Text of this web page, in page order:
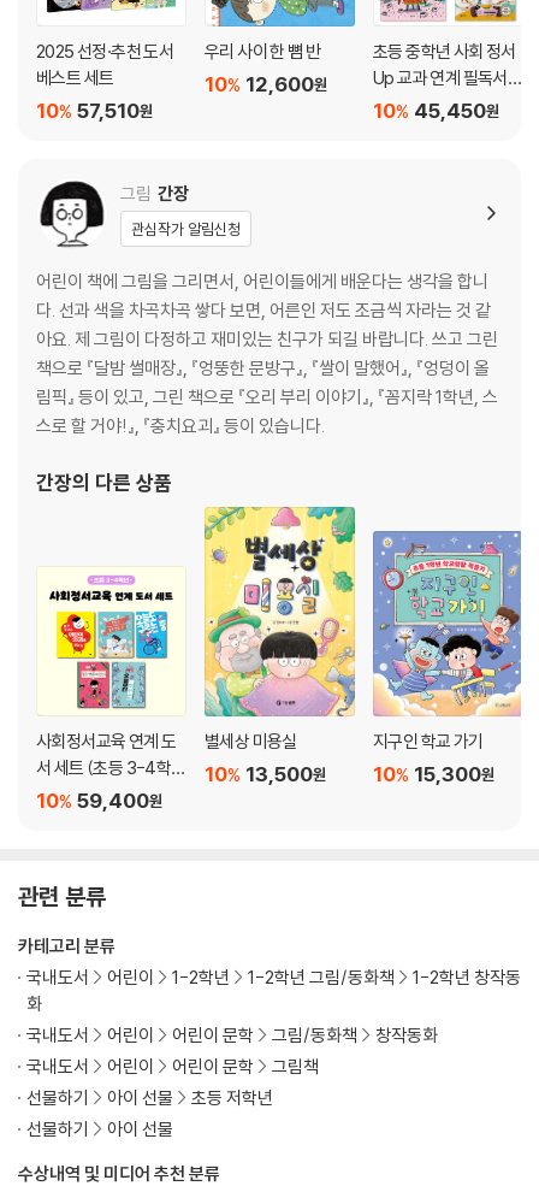
2025 선정·추천 도서
베스트 세트
57,510원
10%
우리 사이 한 뼘 반
12,600원
10%
초등 중학년 사회 정서
Up 교과 연계 필독서
세트 45,450원
10%
그림 간장
관심작가 알림신청
어린이 책에 그림을 그리면서, 어린이들에게 배운다는 생각을 합니
다. 선과 색을 차곡차곡 쌓다 보면, 어른인 저도 조금씩 자라는 것 같
아요. 제 그림이 다정하고 재미있는 친구가 되길 바랍니다. 쓰고 그린
책으로 『달밤 썰매장』, 『엉뚱한 문방구』, 『쌀이 말했어』, 『엉덩이 올
림픽』 등이 있고, 그린 책으로 『오리 부리 이야기』, 『꼼지락 1학년, 스
스로 할 거야!』, 『충치요괴』 등이 있습니다.
간장의 다른 상품
사회정서교육 연계 도
서 세트 (초등 3-4학
년)
59,400원
10%
별세상 미용실
13,500원
10%
지구인 학교 가기
15,300원
10%
관련 분류
수상내역 및 미디어 추천 분류
카테고리 분류
국내도서
어린이 1-2학년 1-2학년 그림/동화책
1-2학년 창작동
화
국내도서
어린이 어린이 문학 그림/동화책
창작동화
국내도서
어린이 어린이 문학
그림책
선물하기
아이 선물
초등 저학년
선물하기
아이 선물